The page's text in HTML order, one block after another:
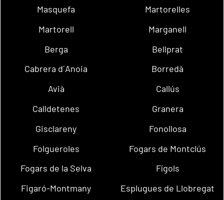
Masquefa
Martorelles
Martorell
Marganell
Berga
Bellprat
Cabrera d´Anoia
Borredà
Avià
Callús
Calldetenes
Granera
Gisclareny
Fonollosa
Folgueroles
Fogars de Montclús
Fogars de la Selva
Fígols
Figaró-Montmany
Esplugues de Llobregat